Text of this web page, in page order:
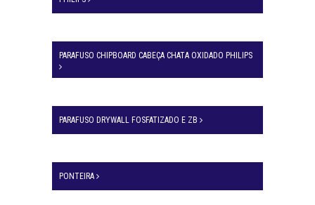
PARAFUSO CHIPBOARD CABEÇA CHATA OXIDADO PHILIPS
PARAFUSO DRYWALL FOSFATIZADO E ZB
PONTEIRA